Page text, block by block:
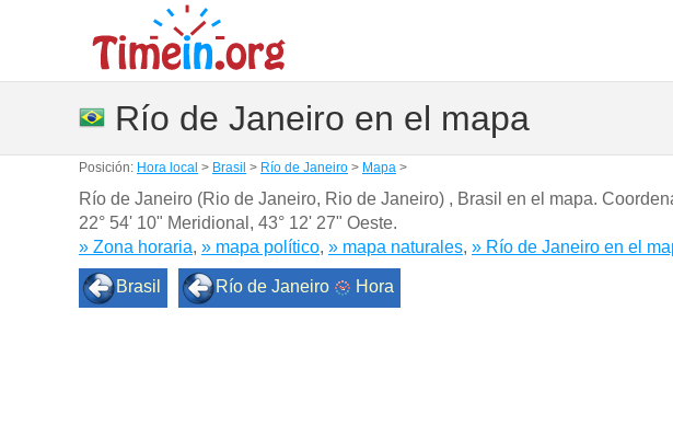
Río de Janeiro en el mapa
Posición: Hora local > Brasil > Río de Janeiro > Mapa >
Río de Janeiro (Rio de Janeiro, Rio de Janeiro) , Brasil en el mapa.
22° 54' 10" Meridional , 43° 12' 27" Oeste.
» Zona horaria, » mapa político, » mapa naturales, » Río de Janeiro en el
Brasil Río de Janeiro Hora